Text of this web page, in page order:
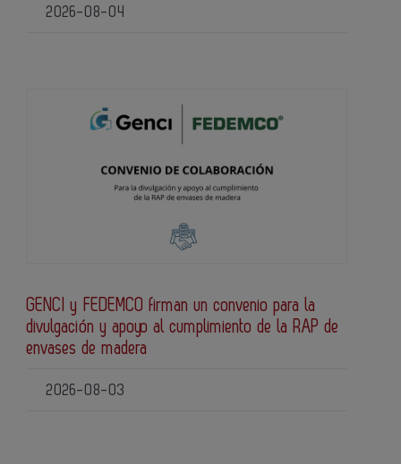
2026-08-04
GENCI y FEDEMCO firman un convenio para la
divulgación y apoyo al cumplimiento de la RAP de
envases de madera
2026-08-03